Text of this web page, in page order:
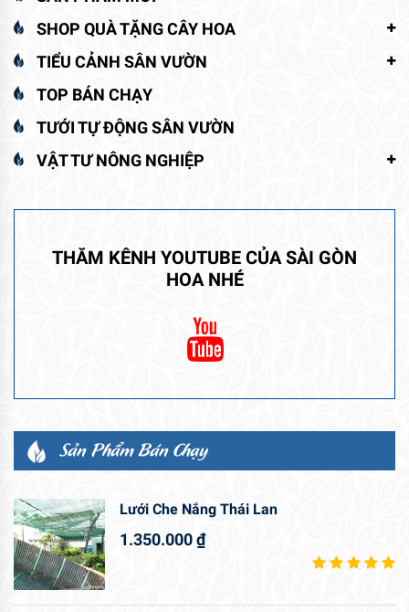
SHOP QUÀ TẶNG CÂY HOA
TIỂU CẢNH SÂN VƯỜN
TOP BÁN CHẠY
TƯỚI TỰ ĐỘNG SÂN VƯỜN
VẬT TƯ NÔNG NGHIỆP
THĂM KÊNH YOUTUBE CỦA SÀI GÒN
HOA NHÉ
Sản Phẩm Bán Chạy
Lưới Che Nắng Thái Lan
1.350.000₫